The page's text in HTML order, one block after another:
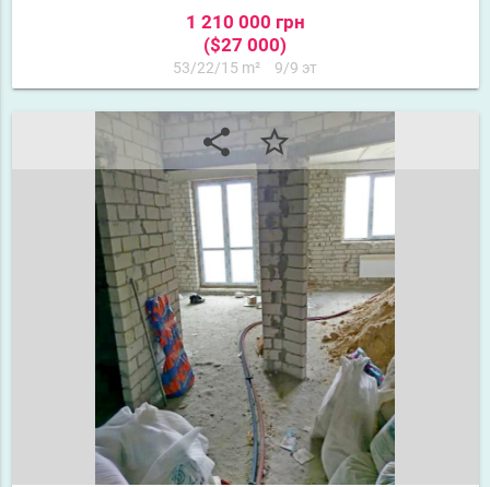
1 210 000 грн
($27 000)
53/22/15 m² 9/9 эт
share star_border